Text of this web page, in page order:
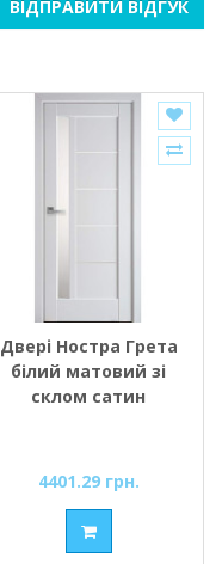
ВІДПРАВИТИ ВІДГУК
Двері Ностра Грета
білий матовий зі
склом сатин
4401.29 грн.